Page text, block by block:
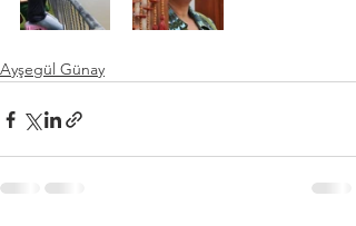
Ayşegül Günay